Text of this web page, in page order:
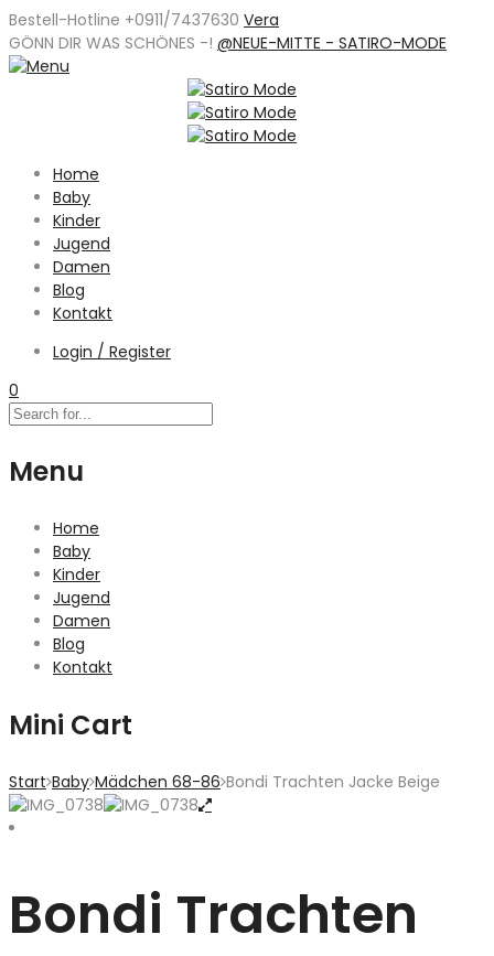
Bestell-Hotline +0911/7437630 Vera
GÖNN DIR WAS SCHÖNES -! @NEUE-MITTE - SATIRO-MODE
Home
Baby
Kinder
Jugend
Damen
Blog
Kontakt
Login / Register
0
Menu
Home
Baby
Kinder
Jugend
Damen
Blog
Kontakt
Mini Cart
Start Baby Mädchen 68-86 Bondi Trachten Jacke Beige
Bondi Trachten